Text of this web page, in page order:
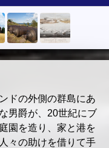
ドの外側の群島にあ
男爵が、20世紀にブ
園を造り、家と港を
々の助けを借りて手